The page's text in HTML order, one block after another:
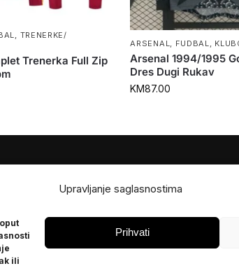
Upravljanje saglasnostima
ili
Prihvati
TRENERKE/
Trenerka Full Zip
ARSENAL, FUDBAL,
Arsenal 1994/1995
Dres Dugi Rukav
KM87.00
POMOĆ
Politika privatnosti